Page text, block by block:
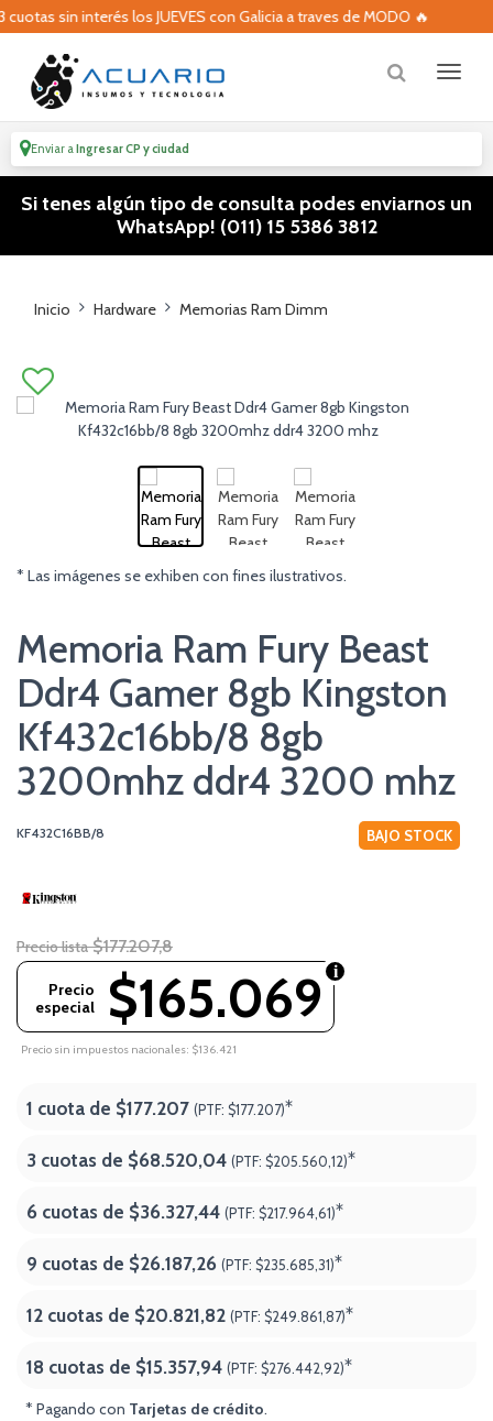
sin interés los JUEVES con Galicia a traves de MODO 🔥
Enviar aIngresar CP y ciudad
Si tenes algún tipo de consulta podes enviarnos un
WhatsApp! (011) 15 5386 3812
Inicio Hardware Memorias Ram Dimm
* Las imágenes se exhiben con fines ilustrativos.
Memoria Ram Fury Beast
Ddr4 Gamer 8gb Kingston
Kf432c16bb/8 8gb
3200mhz ddr4 3200 mhz
KF432C16BB/8 BAJO STOCK
Precio lista $177.207,8
$165.069
Precio
especial
Precio sin impuestos nacionales: $136.421
1 cuota de $177.207 (PTF: $177.207)*
3 cuotas de $68.520,04 (PTF: $205.560,12)*
6 cuotas de $36.327,44 (PTF: $217.964,61)*
9 cuotas de $26.187,26 (PTF: $235.685,31)*
12 cuotas de $20.821,82 (PTF: $249.861,87)*
18 cuotas de $15.357,94 (PTF: $276.442,92)*
* Pagando con Tarjetas de crédito.